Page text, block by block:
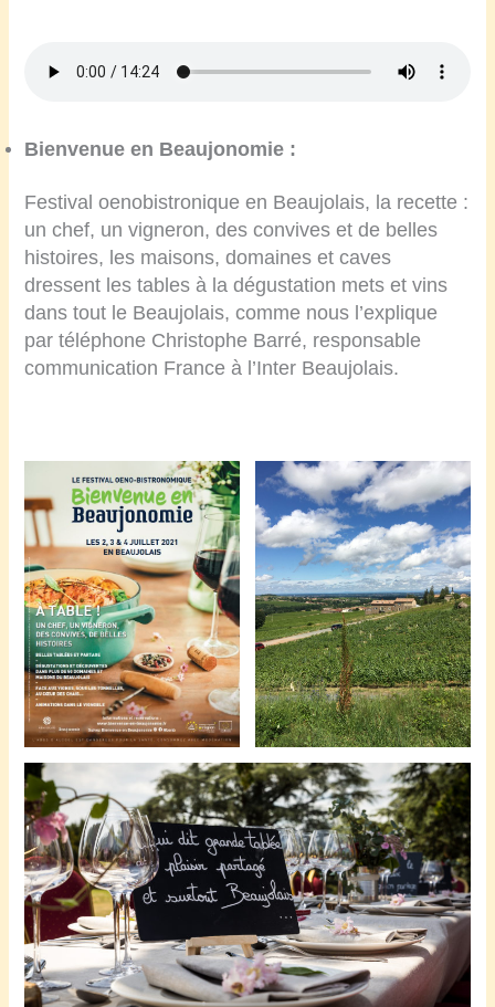
Bienvenue en Beaujonomie :
Festival oenobistronique en Beaujolais, la recette :
un chef, un vigneron, des convives et de belles
histoires, les maisons, domaines et caves
dressent les tables à la dégustation mets et vins
dans tout le Beaujolais, comme nous l’explique
par téléphone Christophe Barré, responsable
communication France à l’Inter Beaujolais.